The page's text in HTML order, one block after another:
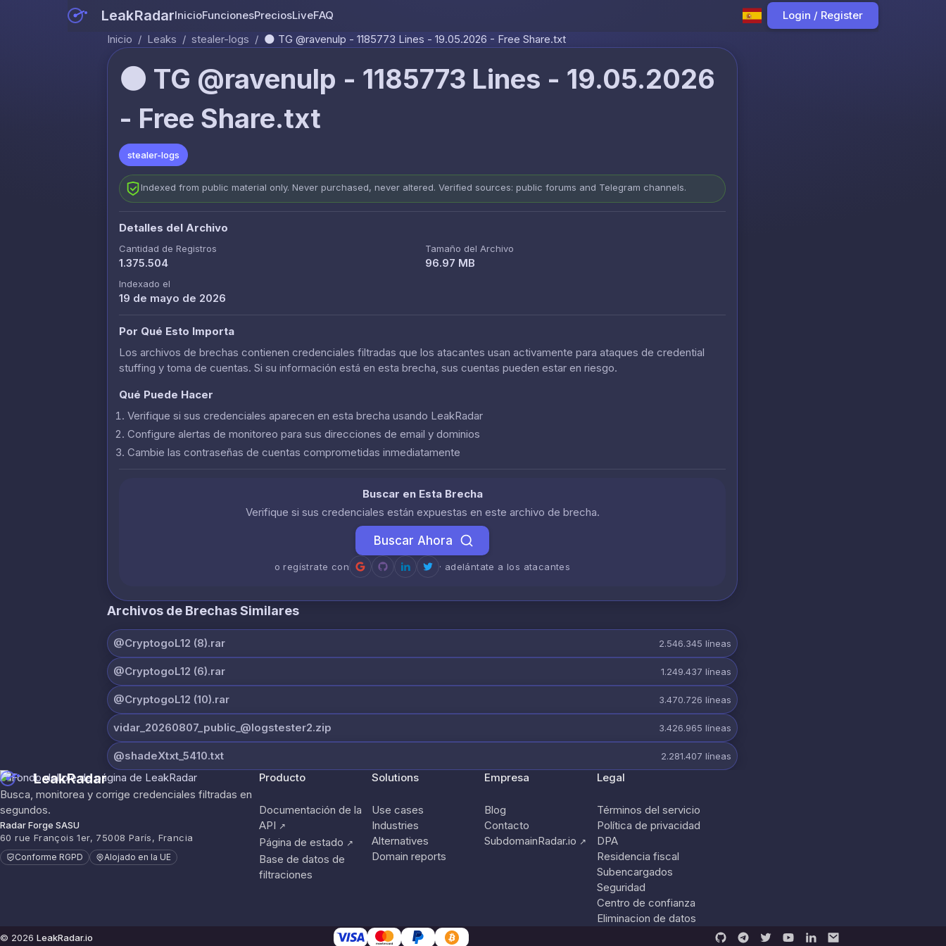
LeakRadarInicioFuncionesPreciosLiveFAQ
Login / Register
Inicio / Leaks / stealer-logs / 🌑 TG @ravenulp - 1185773 Lines - 19.05.2026 - Free Share.txt
🌑 TG @ravenulp - 1185773 Lines - 19.05.2026
- Free Share.txt
stealer-logs
Indexed from public material only. Never purchased, never altered. Verified sources: public forums and Telegram channels.
Detalles del Archivo
Cantidad de Registros
1.375.504
Tamaño del Archivo
96.97 MB
Indexado el
19 de mayo de 2026
Por Qué Esto Importa
Los archivos de brechas contienen credenciales filtradas que los atacantes usan activamente para ataques de credential
stuffing y toma de cuentas. Si su información está en esta brecha, sus cuentas pueden estar en riesgo.
Qué Puede Hacer
Verifique si sus credenciales aparecen en esta brecha usando LeakRadar
Configure alertas de monitoreo para sus direcciones de email y dominios
Cambie las contraseñas de cuentas comprometidas inmediatamente
Buscar en Esta Brecha
Verifique si sus credenciales están expuestas en este archivo de brecha.
Buscar Ahora
o regístrate con · adelántate a los atacantes
Archivos de Brechas Similares
@CryptogoL12 (8).rar 2.546.345 líneas
@CryptogoL12 (6).rar 1.249.437 líneas
@CryptogoL12 (10).rar 3.470.726 líneas
vidar_20260807_public_@logstester2.zip 3.426.965 líneas
@shadeXtxt_5410.txt 2.281.407 líneas
LeakRadar
Busca, monitorea y corrige credenciales filtradas en
segundos.
Radar Forge SASU
60 rue François 1er, 75008 París, Francia
Conforme RGPD Alojado en la UE
Producto
Documentación de la
API ↗
Página de estado ↗
Base de datos de
filtraciones
Solutions
Use cases
Industries
Alternatives
Domain reports
Empresa
Blog
Contacto
SubdomainRadar.io ↗
Legal
Términos del servicio
Política de privacidad
DPA
Residencia fiscal
Subencargados
Seguridad
Centro de confianza
Eliminacion de datos
© 2026 LeakRadar.io